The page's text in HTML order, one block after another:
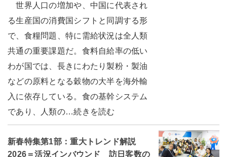
世界人口の増加や、中国に代表され
る生産国の消費国シフトと同調する形
で、食糧問題、特に需給状況は全人類
共通の重要課題だ。食料自給率の低い
わが国では、長きにわたり製粉・製油
などの原料となる穀物の大半を海外輸
入に依存している。食の基幹システム
であり、人類の…続きを読む
新春特集第1部：重大トレンド解説
2026＝活況インバウンド 訪日客数の